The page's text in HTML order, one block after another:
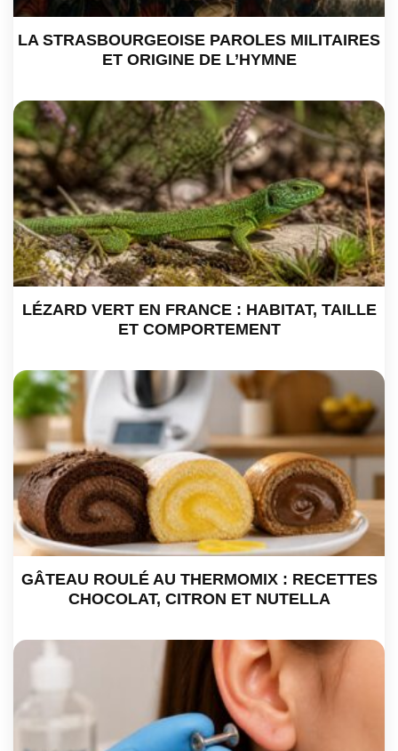
LA STRASBOURGEOISE PAROLES MILITAIRES
ET ORIGINE DE L’HYMNE
LÉZARD VERT EN FRANCE : HABITAT, TAILLE
ET COMPORTEMENT
GÂTEAU ROULÉ AU THERMOMIX : RECETTES
CHOCOLAT, CITRON ET NUTELLA